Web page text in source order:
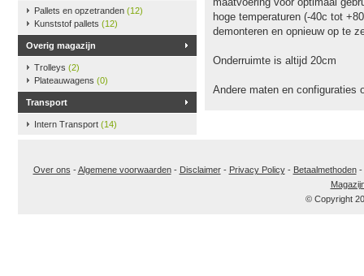
Pallets en opzetranden (12)
Kunststof pallets (12)
Overig magazijn
Trolleys (2)
Plateauwagens (0)
Transport
Intern Transport (14)
hoge temperaturen (-40c tot
demonteren en opnieuw op te
Onderruimte is altijd 20cm
Andere maten en configuraties
Over ons -Algemene voorwaarden- Disclaimer- Privacy Policy- Betaalmethoden-
© Copyright